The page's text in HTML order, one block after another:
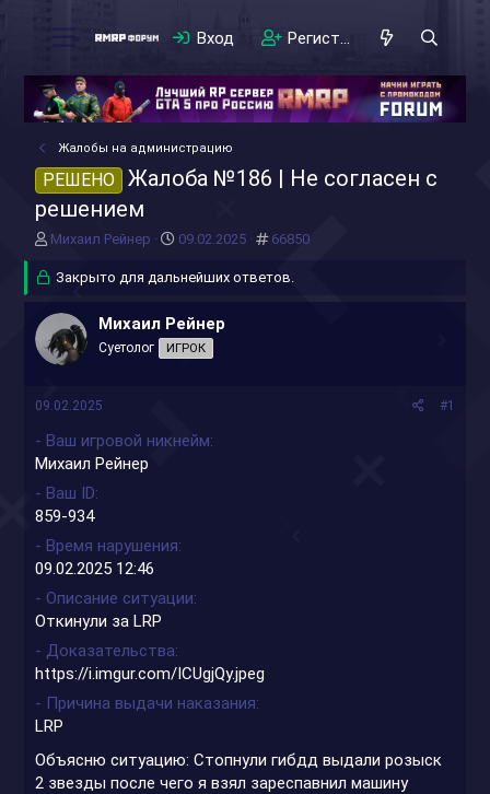
Вход Регистрация
Жалобы на администрацию
РЕШЕНО
Жалоба №186 | Не согласен с
решением
А
т
р
т
е
Михаил Рейнер
Д
т
н
а
ч
09.02.2025 #
66850
Закрыто для дальнейших ответов.
Михаил Рейнер
Суетолог ИГРОК
09.02.2025 #1
- Ваш игровой никнейм
Михаил Рейнер
- Ваш ID
859-934
- Время нарушения
09.02.2025 12:46
- Описание ситуации
Откинули за LRP
- Доказательства
https://i.imgur.com/ICUgjQy.jpeg
- Причина выдачи наказания
LRP
Объясню ситуацию: Стопнули гибдд выдали розыск
2 звезды после чего я взял зареспавнил машину